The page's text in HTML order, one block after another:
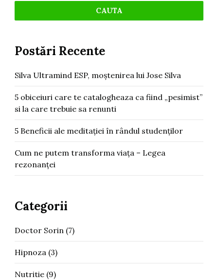
Postări Recente
Silva Ultramind ESP, moștenirea lui Jose Silva
5 obiceiuri care te catalogheaza ca fiind „pesimist”
si la care trebuie sa renunti
5 Beneficii ale meditației în rândul studenților
Cum ne putem transforma viața – Legea
rezonanței
Categorii
Doctor Sorin (7)
Hipnoza (3)
Nutritie (9)